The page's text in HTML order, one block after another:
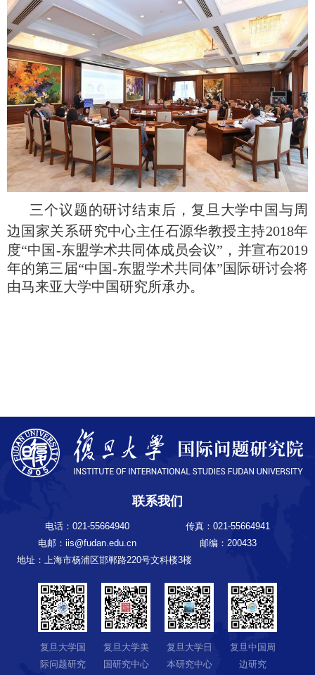
三个议题的研讨结束后， 复旦大学中国与周
边国家关系研究中心主任石源华教授主持2018年
度“中国-东盟学术共同体成员会议”，并宣布2019
年的第三届“中国-东盟学术共同体”国际研讨会将
由马来亚大学中国研究所承办。
联系我们
电话：021-55664940
传真：021-55664941
电邮：iis@fudan.edu.cn
邮编：200433
地址：上海市杨浦区邯郸路220号文科楼3楼
复旦大学国
际问题研究
复旦大学美
国研究中心
复旦大学日
本研究中心
复旦中国周
边研究